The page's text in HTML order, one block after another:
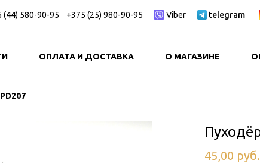
(44) 580-90-95 +375 (25) 980-90-95 Viber telegram
ОПЛАТА И ДОСТАВКА О МАГАЗИНЕ
45,00 руб.